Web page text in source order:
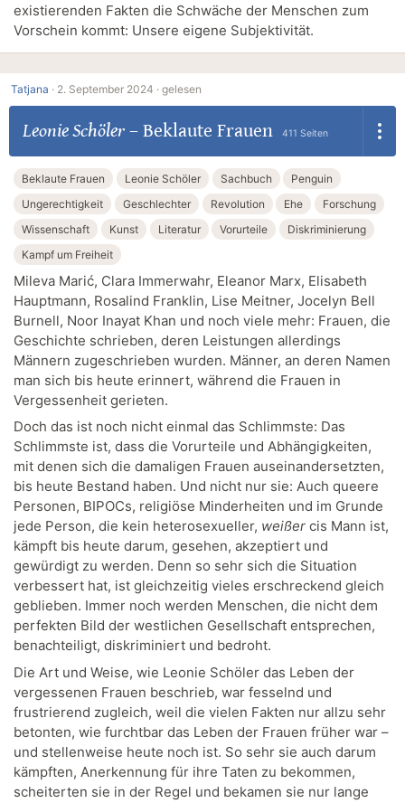
existierenden Fakten die Schwäche der Menschen zum
Vorschein kommt: Unsere eigene Subjektivität.
Tatjana · 2. September 2024 · gelesen
Leonie Schöler– Beklaute Frauen 411 Seiten
Beklaute Frauen Leonie Schöler Sachbuch
Penguin
Ungerechtigkeit
Geschlechter Revolution Ehe
Forschung
Wissenschaft
Kunst Literatur Vorurteile
Diskriminierung
Kampf um Freiheit
Mileva Marić, Clara Immerwahr, Eleanor Marx, Elisabeth
Hauptmann, Rosalind Franklin, Lise Meitner, Jocelyn Bell
Burnell, Noor Inayat Khan und noch viele mehr: Frauen, die
Geschichte schrieben, deren Leistungen allerdings
Männern zugeschrieben wurden. Männer, an deren Namen
man sich bis heute erinnert, während die Frauen in
Vergessenheit gerieten.
Doch das ist noch nicht einmal das Schlimmste: Das
Schlimmste ist, dass die Vorurteile und Abhängigkeiten,
mit denen sich die damaligen Frauen auseinandersetzten,
bis heute Bestand haben. Und nicht nur sie: Auch queere
Personen, BIPOCs, religiöse Minderheiten und im Grunde
jede Person, die kein heterosexueller, weißer cis Mann ist,
kämpft bis heute darum, gesehen, akzeptiert und
gewürdigt zu werden. Denn so sehr sich die Situation
verbessert hat, ist gleichzeitig vieles erschreckend gleich
geblieben. Immer noch werden Menschen, die nicht dem
perfekten Bild der westlichen Gesellschaft entsprechen,
benachteiligt, diskriminiert und bedroht.
Die Art und Weise, wie Leonie Schöler das Leben der
vergessenen Frauen beschrieb, war fesselnd und
frustrierend zugleich, weil die vielen Fakten nur allzu sehr
betonten, wie furchtbar das Leben der Frauen früher war –
und stellenweise heute noch ist. So sehr sie auch darum
kämpften, Anerkennung für ihre Taten zu bekommen,
scheiterten sie in der Regel und bekamen sie nur lange